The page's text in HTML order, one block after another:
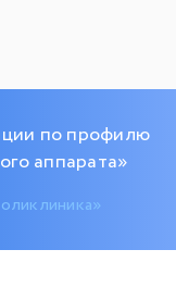
по профилю
аппарата»